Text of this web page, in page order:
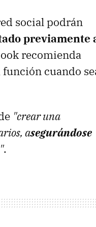
social podrán
previamente
recomienda
cuando
"crear una
asegurándose
".